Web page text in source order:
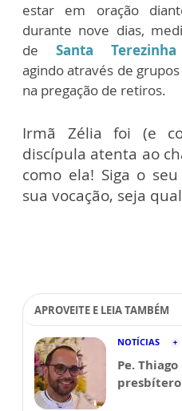
estar em oração
durante nove dias,
de Santa
agindoatravés de
na pregação de retiros.
Irmã Zélia foi (e
discípula atenta ao
como ela! Siga o
sua vocação, seja
APROVEITE E LEIA TAMBÉM
NOTÍCIAS
Pe.